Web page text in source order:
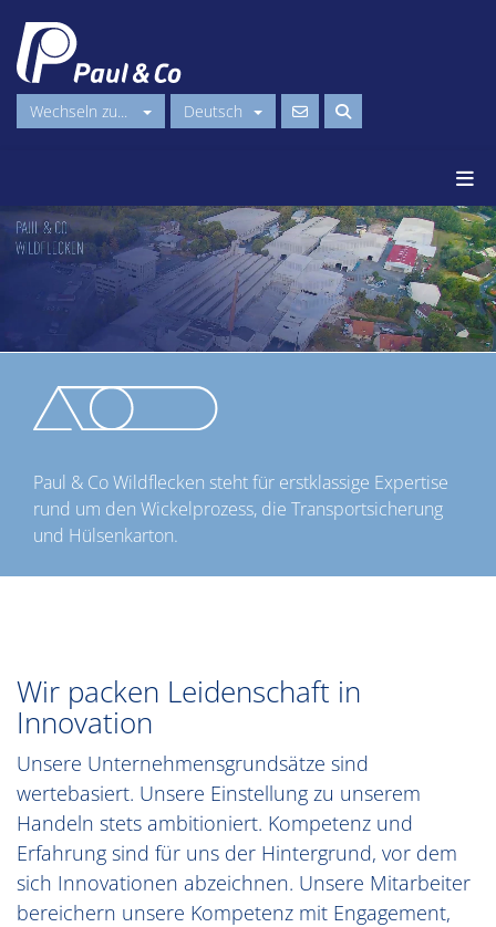
Wechseln zu... Deutsch
Paul & Co Wildflecken steht für erstklassige Expertise
rund um den Wickelprozess, die Transportsicherung
und Hülsenkarton.
Wir packen Leidenschaft in
Innovation
Unsere Unternehmensgrundsätze sind
wertebasiert. Unsere Einstellung zu unserem
Handeln stets ambitioniert. Kompetenz und
Erfahrung sind für uns der Hintergrund, vor dem
sich Innovationen abzeichnen. Unsere Mitarbeiter
bereichern unsere Kompetenz mit Engagement,